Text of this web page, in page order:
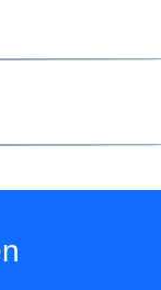
Airport,